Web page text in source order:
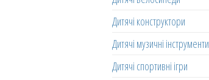
Дитячі конструктори
Дитячі музичні інструменти
Дитячі спортивні ігри